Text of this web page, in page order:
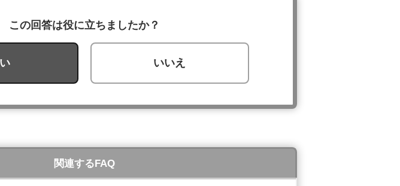
この回答は役に立ちましたか？
いいえ
関連するFAQ